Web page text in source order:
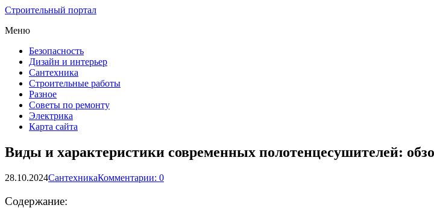
Строительный портал
Меню
Безопасность
Дизайн и интерьер
Сантехника
Строительные работы
Разное
Советы по ремонту
Электрика
Карта сайта
Виды и характеристики современных полотенцесушителей:
28.10.2024СантехникаКомментарии: 0
Содержание: